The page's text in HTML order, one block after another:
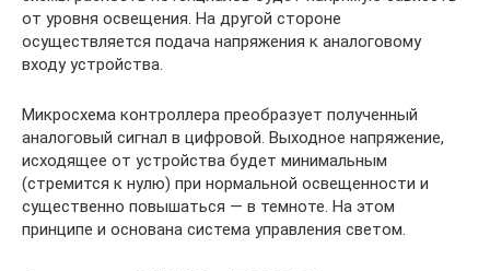
от уровня освещения. На другой стороне
осуществляется подача напряжения к аналоговому
входу устройства.
Микросхема контроллера преобразует полученный
аналоговый сигнал в цифровой. Выходное напряжение,
исходящее от устройства будет минимальным
(стремится к нулю) при нормальной освещенности и
существенно повышаться — в темноте. На этом
принципе и основана система управления светом.